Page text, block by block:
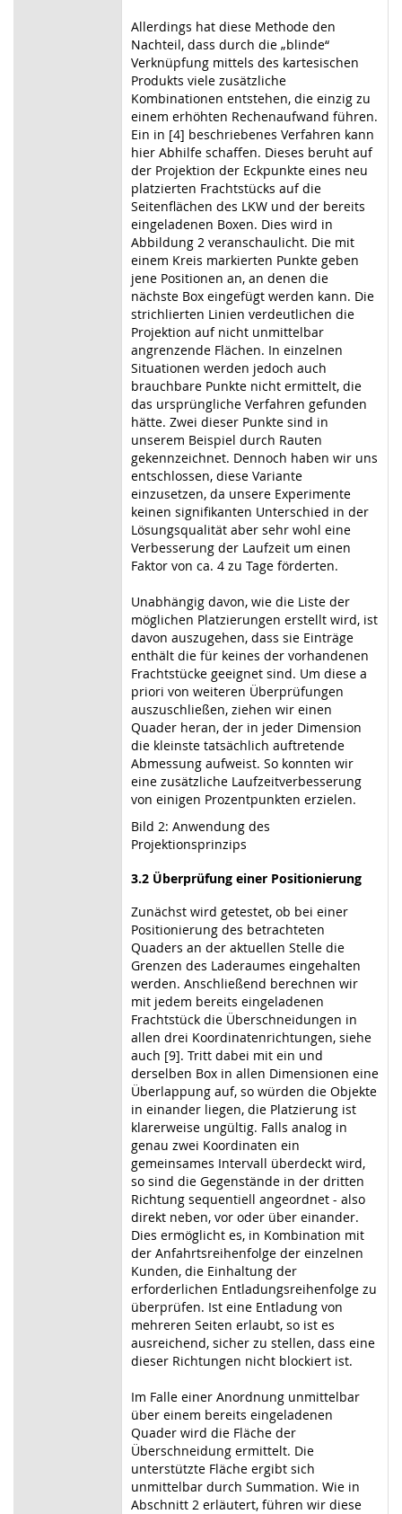
Allerdings hat diese Methode den
Nachteil, dass durch die „blinde“
Verknüpfung mittels des kartesischen
Produkts viele zusätzliche
Kombinationen entstehen, die einzig zu
einem erhöhten Rechenaufwand führen.
Ein in [4] beschriebenes Verfahren kann
hier Abhilfe schaffen. Dieses beruht auf
der Projektion der Eckpunkte eines neu
platzierten Frachtstücks auf die
Seitenflächen des LKW und der bereits
eingeladenen Boxen. Dies wird in
Abbildung 2 veranschaulicht. Die mit
einem Kreis markierten Punkte geben
jene Positionen an, an denen die
nächste Box eingefügt werden kann. Die
strichlierten Linien verdeutlichen die
Projektion auf nicht unmittelbar
angrenzende Flächen. In einzelnen
Situationen werden jedoch auch
brauchbare Punkte nicht ermittelt, die
das ursprüngliche Verfahren gefunden
hätte. Zwei dieser Punkte sind in
unserem Beispiel durch Rauten
gekennzeichnet. Dennoch haben wir uns
entschlossen, diese Variante
einzusetzen, da unsere Experimente
keinen signifikanten Unterschied in der
Lösungsqualität aber sehr wohl eine
Verbesserung der Laufzeit um einen
Faktor von ca. 4 zu Tage förderten.
Unabhängig davon, wie die Liste der
möglichen Platzierungen erstellt wird, ist
davon auszugehen, dass sie Einträge
enthält die für keines der vorhandenen
Frachtstücke geeignet sind. Um diese a
priori von weiteren Überprüfungen
auszuschließen, ziehen wir einen
Quader heran, der in jeder Dimension
die kleinste tatsächlich auftretende
Abmessung aufweist. So konnten wir
eine zusätzliche Laufzeitverbesserung
von einigen Prozentpunkten erzielen.
Bild 2: Anwendung des
Projektionsprinzips
3.2 Überprüfung einer Positionierung
Zunächst wird getestet, ob bei einer
Positionierung des betrachteten
Quaders an der aktuellen Stelle die
Grenzen des Laderaumes eingehalten
werden. Anschließend berechnen wir
mit jedem bereits eingeladenen
Frachtstück die Überschneidungen in
allen drei Koordinatenrichtungen, siehe
auch [9]. Tritt dabei mit ein und
derselben Box in allen Dimensionen eine
Überlappung auf, so würden die Objekte
in einander liegen, die Platzierung ist
klarerweise ungültig. Falls analog in
genau zwei Koordinaten ein
gemeinsames Intervall überdeckt wird,
so sind die Gegenstände in der dritten
Richtung sequentiell angeordnet - also
direkt neben, vor oder über einander.
Dies ermöglicht es, in Kombination mit
der Anfahrtsreihenfolge der einzelnen
Kunden, die Einhaltung der
erforderlichen Entladungsreihenfolge zu
überprüfen. Ist eine Entladung von
mehreren Seiten erlaubt, so ist es
ausreichend, sicher zu stellen, dass eine
dieser Richtungen nicht blockiert ist.
Im Falle einer Anordnung unmittelbar
über einem bereits eingeladenen
Quader wird die Fläche der
Überschneidung ermittelt. Die
unterstützte Fläche ergibt sich
unmittelbar durch Summation. Wie in
Abschnitt 2 erläutert, führen wir diese